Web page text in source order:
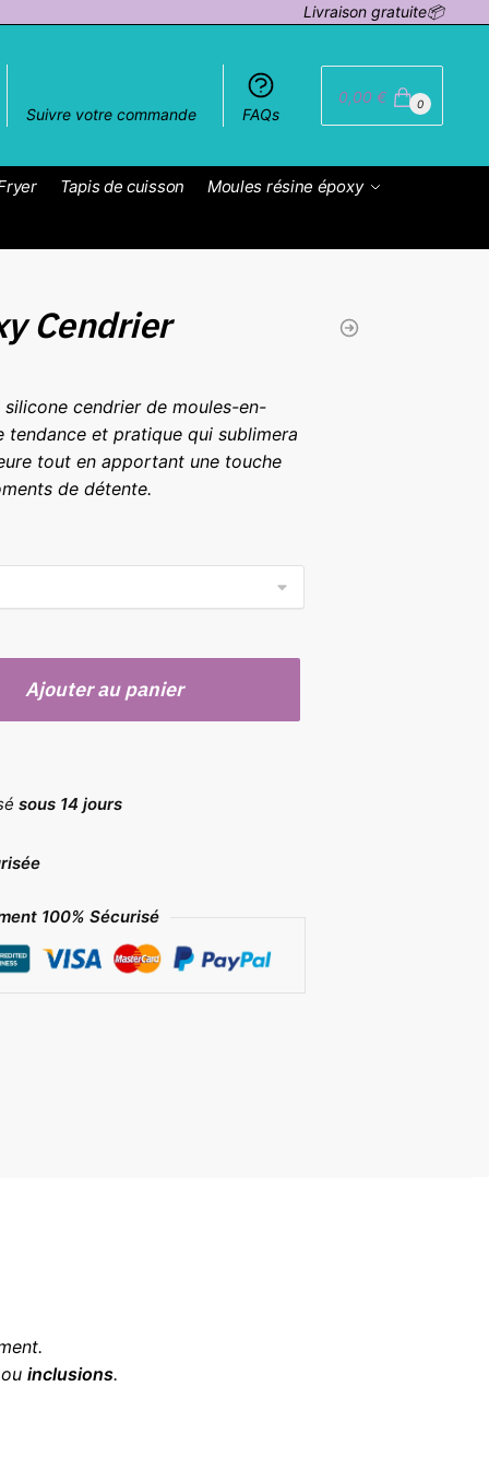
Livraison gratuite📦
Suivre votre commande FAQs
0,00€ 0
Tapis de cuisson Moules résine époxy
Cendrier
cendrier de moules-en-
tendance et pratique qui sublimera
tout en apportant une touche
de détente.
Ajouter au panier
sous 14 jours
100% Sécurisé
inclusions.